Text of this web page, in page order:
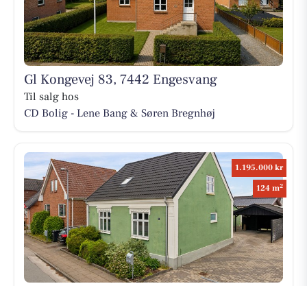
Gl Kongevej 83, 7442 Engesvang
Til salg hos
CD Bolig - Lene Bang & Søren Bregnhøj
1.195.000 kr
124 m2